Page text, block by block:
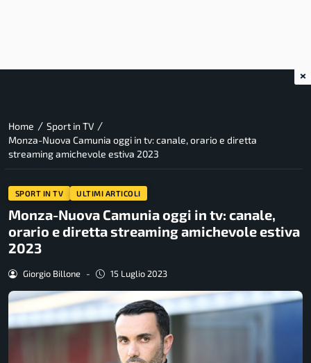
Home / Sport in TV /
Monza-Nuova Camunia oggi in tv: canale, orario e diretta
streaming amichevole estiva 2023
SPORT IN TV ULTIMI ARTICOLI
Monza-Nuova Camunia oggi in tv: canale,
orario e diretta streaming amichevole estiva
2023
Giorgio Billone - 15 Luglio 2023
×